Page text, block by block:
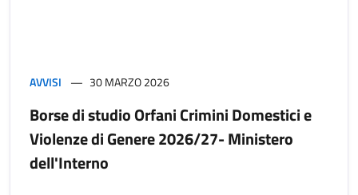
AVVISI 30 MARZO 2026
Borse di studio Orfani Crimini Domestici e
Violenze di Genere 2026/27- Ministero
dell'Interno